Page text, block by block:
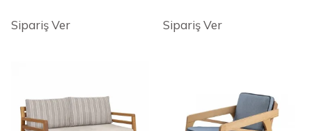
Sipariş Ver Sipariş Ver